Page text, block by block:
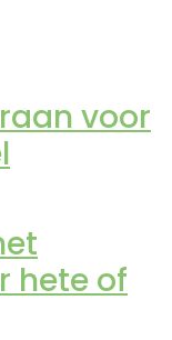
voor
hete of